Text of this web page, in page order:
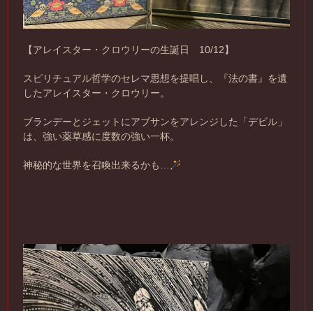
【アレイスター・クロウリーの生誕日 10/12】
スピリチュアル哲学のセレマ思想を提唱し、『法の書』を遺
したアレイスター・クロウリー。
ブランデーとジェットにアブサンをアレンジした「デビル」
は、強い薬草感に度数の強い一杯。
神秘的な世界を召喚出来るかも…